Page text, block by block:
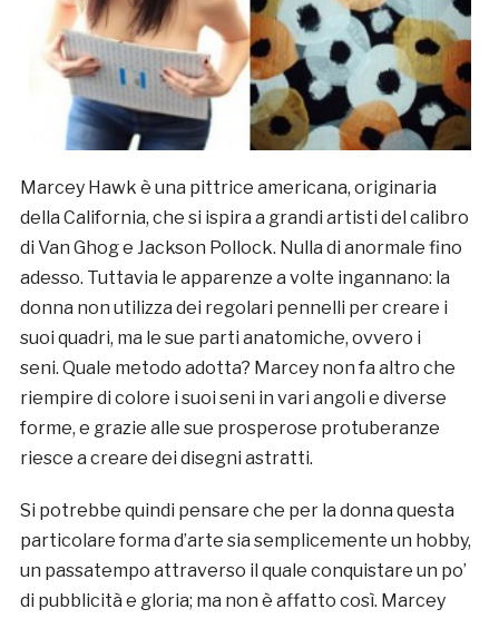
Marcey Hawk è una pittrice americana, originaria
della California, che si ispira a grandi artisti del calibro
di Van Ghog e Jackson Pollock. Nulla di anormale fino
adesso. Tuttavia le apparenze a volte ingannano: la
donna non utilizza dei regolari pennelli per creare i
suoi quadri, ma le sue parti anatomiche, ovvero i
seni. Quale metodo adotta? Marcey non fa altro che
riempire di colore i suoi seni in vari angoli e diverse
forme, e grazie alle sue prosperose protuberanze
riesce a creare dei disegni astratti.
Si potrebbe quindi pensare che per la donna questa
particolare forma d’arte sia semplicemente un hobby,
un passatempo attraverso il quale conquistare un po’
di pubblicità e gloria; ma non è affatto così. Marcey